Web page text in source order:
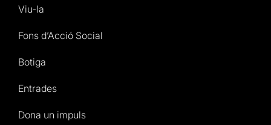
Viu-la
Fons d’Acció Social
Botiga
Entrades
Dona un impuls